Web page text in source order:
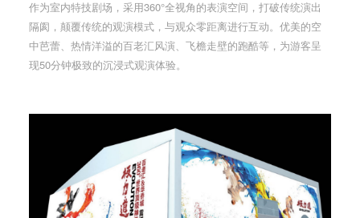
作为室内特技剧场，采用360°全视角的表演空间，打破传统演出
隔阂，颠覆传统的观演模式，与观众零距离进行互动。优美的空
中芭蕾、热情洋溢的百老汇风演、飞檐走壁的跑酷等，为游客呈
现50分钟极致的沉浸式观演体验。